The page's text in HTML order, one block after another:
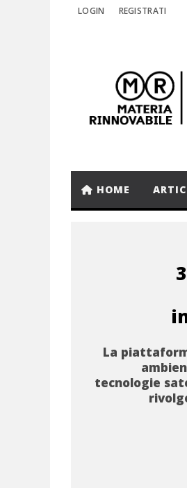
LOGIN REGISTRATI
HOME
La
tecnologie